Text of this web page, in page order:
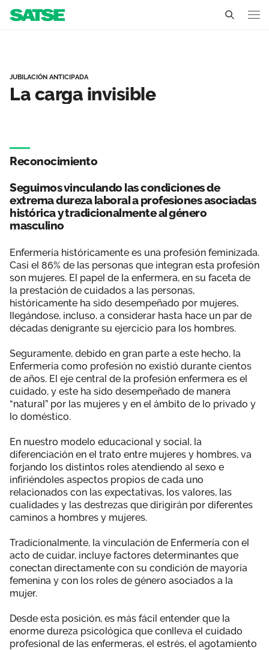
Conócenos
Un sindicato profesional e independiente
Estructura organizativa
Transparencia
Nuestro trabajo
Secciones sindicales
Servicios
Ventajas
Temas
Noticias
Sala de prensa
Documentos
Publicaciones
Espacio profesional
Contáctanos
Área privada
Únete
JUBILACIÓN ANTICIPADA
La carga invisible
Reconocimiento
Seguimos vinculando las condiciones de
extrema dureza laboral a profesiones asociadas
histórica y tradicionalmente al género
masculino
Enfermería históricamente es una profesión feminizada.
Casi el 86% de las personas que integran esta profesión
son mujeres. El papel de la enfermera, en su faceta de
la prestación de cuidados a las personas,
históricamente ha sido desempeñado por mujeres,
llegándose, incluso, a considerar hasta hace un par de
décadas denigrante su ejercicio para los hombres.
Seguramente, debido en gran parte a este hecho, la
Enfermería como profesión no existió durante cientos
de años. El eje central de la profesión enfermera es el
cuidado, y este ha sido desempeñado de manera
“natural” por las mujeres y en el ámbito de lo privado y
lo doméstico.
En nuestro modelo educacional y social, la
diferenciación en el trato entre mujeres y hombres, va
forjando los distintos roles atendiendo al sexo e
infiriéndoles aspectos propios de cada uno
relacionados con las expectativas, los valores, las
cualidades y las destrezas que dirigirán por diferentes
caminos a hombres y mujeres.
Tradicionalmente, la vinculación de Enfermería con el
acto de cuidar, incluye factores determinantes que
conectan directamente con su condición de mayoría
femenina y con los roles de género asociados a la
mujer.
Desde esta posición, es más fácil entender que la
enorme dureza psicológica que conlleva el cuidado
profesional de las enfermeras, el estrés, el agotamiento